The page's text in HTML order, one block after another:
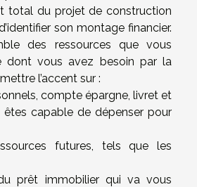
total du projet de construction
son montage financier.
des ressources que vous
dont vous avez besoin par la
l’accent sur :
compte épargne, livret et
capable de dépenser pour
futures, tels que les
prêt immobilier qui va vous